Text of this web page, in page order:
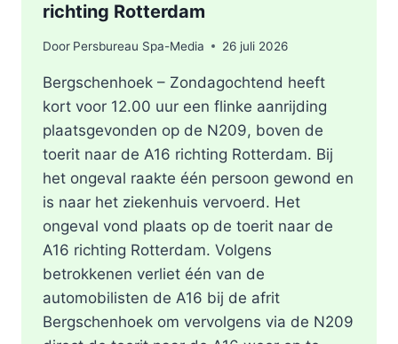
richting Rotterdam
Door Persbureau Spa-Media 26 juli 2026
Bergschenhoek – Zondagochtend heeft
kort voor 12.00 uur een flinke aanrijding
plaatsgevonden op de N209, boven de
toerit naar de A16 richting Rotterdam. Bij
het ongeval raakte één persoon gewond en
is naar het ziekenhuis vervoerd. Het
ongeval vond plaats op de toerit naar de
A16 richting Rotterdam. Volgens
betrokkenen verliet één van de
automobilisten de A16 bij de afrit
Bergschenhoek om vervolgens via de N209